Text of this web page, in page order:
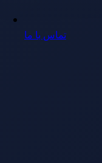
تماس با ما